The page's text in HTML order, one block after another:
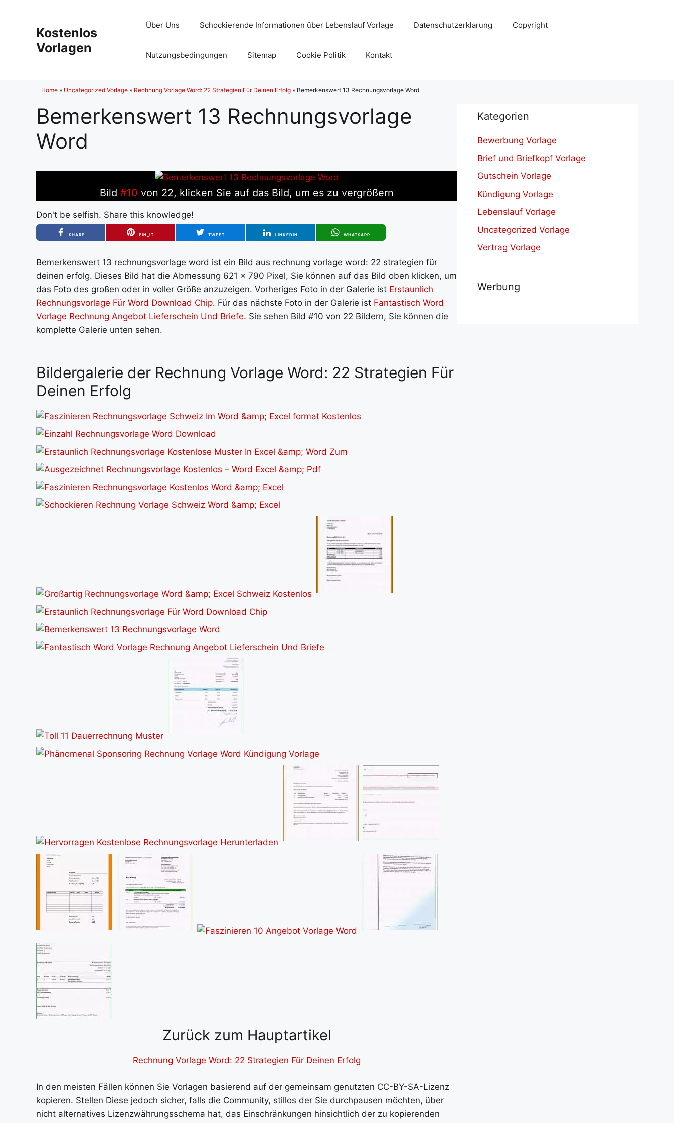
Kostenlos
Vorlagen
Über Uns Schockierende Informationen über Lebenslauf Vorlage Datenschutzerklarung Copyright
Nutzungsbedingungen Sitemap Cookie Politik Kontakt
Home » Uncategorized Vorlage » Rechnung Vorlage Word: 22 Strategien Für Deinen Erfolg » Bemerkenswert 13 Rechnungsvorlage Word
Bemerkenswert 13 Rechnungsvorlage
Word
Bild #10 von 22, klicken Sie auf das Bild, um es zu vergrößern
Don't be selfish. Share this knowledge!
SHARE PIN_IT TWEET LINKEDIN WHATSAPP
Bemerkenswert 13 rechnungsvorlage word ist ein Bild aus rechnung vorlage word: 22 strategien für
deinen erfolg. Dieses Bild hat die Abmessung 621 x 790 Pixel, Sie können auf das Bild oben klicken, um
das Foto des großen oder in voller Größe anzuzeigen. Vorheriges Foto in der Galerie ist Erstaunlich
Rechnungsvorlage Für Word Download Chip. Für das nächste Foto in der Galerie ist Fantastisch Word
Vorlage Rechnung Angebot Lieferschein Und Briefe. Sie sehen Bild #10 von 22 Bildern, Sie können die
komplette Galerie unten sehen.
Bildergalerie der Rechnung Vorlage Word: 22 Strategien Für
Deinen Erfolg
Zurück zum Hauptartikel
Rechnung Vorlage Word: 22 Strategien Für Deinen Erfolg
In den meisten Fällen können Sie Vorlagen basierend auf der gemeinsam genutzten CC-BY-SA-Lizenz
kopieren. Stellen Diese jedoch sicher, falls die Community, stillos der Sie durchpausen möchten, über
nicht alternatives Lizenzwährungsschema hat, das Einschränkungen hinsichtlich der zu kopierenden
Kategorien
Bewerbung Vorlage
Brief und Briefkopf Vorlage
Gutschein Vorlage
Kündigung Vorlage
Lebenslauf Vorlage
Uncategorized Vorlage
Vertrag Vorlage
Werbung